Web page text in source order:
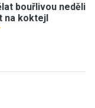
bouřlivou neděli
na koktejl